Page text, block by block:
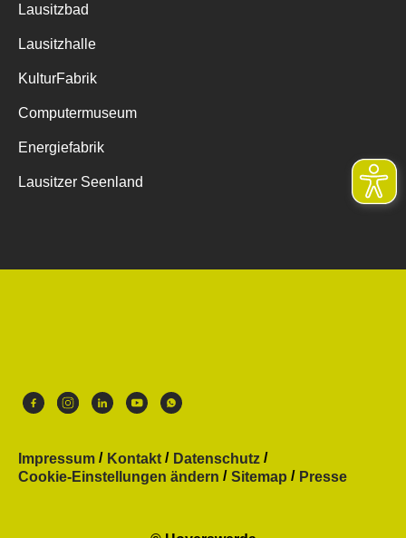
Lausitzbad
Lausitzhalle
KulturFabrik
Computermuseum
Energiefabrik
Lausitzer Seenland
Impressum Kontakt
Datenschutz
Cookie-Einstellungen ändern
Sitemap Presse